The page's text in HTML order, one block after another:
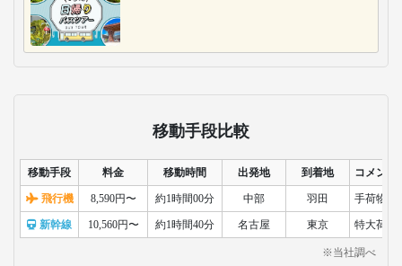
移動手段比較
移動手段 料金 移動時間 出発地 到着地 コメント
飛行機 8,590円〜 約1時間00分 中部 羽田 手荷物検
新幹線 10,560円〜 約1時間40分 名古屋 東京 特大荷物
※当社調べ